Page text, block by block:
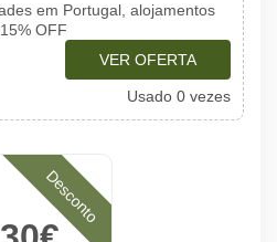
em Portugal, alojamentos
OFF
VER OFERTA
Usado 0 vezes
Desconto